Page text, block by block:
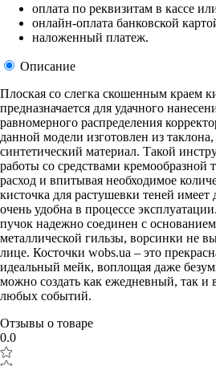
оплата по реквизитам в кассе
онлайн-оплата банковской
наложенный платеж.
Описание
Плоская со слегка скошенным краем
предназначается для удачного
равномерного распределения
данной модели изготовлен из
синтетический материал. Такой
работы со средствами кремообразной
расход и впитывая необходимое
кисточка для растушевки теней имеет
очень удобна в процессе
пучок надежно соединен с
металлической гильзы, ворсинки не
лице. Косточки wobs.ua – это
идеальный мейк, воплощая даже
можно создать как ежедневный, так и
любых событий.
Отзывы о товаре
0.0